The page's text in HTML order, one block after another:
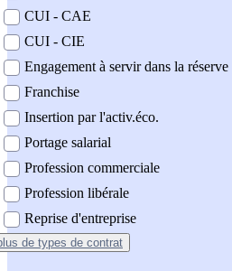
CUI - CAE
CUI - CIE
Engagement à servir dans la réserve
Franchise
Insertion par l'activ.éco.
Portage salarial
Profession commerciale
Profession libérale
Reprise d'entreprise
de types de contrat